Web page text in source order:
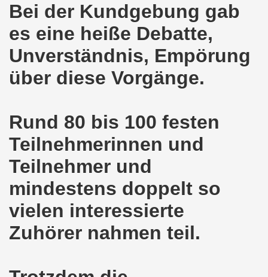
Bei der Kundgebung gab
es eine heiße Debatte,
Unverständnis, Empörung
über diese Vorgänge.
Rund 80 bis 100 festen
Teilnehmerinnen und
Teilnehmer und
mindestens doppelt so
vielen interessierte
Zuhörer nahmen teil.
ist bereit seit dem 22.08.2022 zu kämpfen
ruft auf am 22.08.2022 zum Protest und
Montagsdemo-Bewegung: Stärken wir
751. Gelsenkirchener Montagsdemo-Bewegung auf
gegen Inflation, gegen Armut und gegen die
mit bis zu etwa ca. 1.500 Teilnehmerinnen
Montagsdemo-Bewegung am 23.05.2022 - stärken wir
mich aktiv am 01.05.2022 im Zeichen des Kampfes